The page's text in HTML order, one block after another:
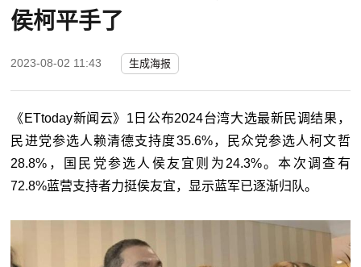
侯柯平手了
2023-08-02 11:43 生成海报
《ETtoday新闻云》1日公布2024台湾大选最新民调结果，
民进党参选人赖清德支持度35.6%，民众党参选人柯文哲
28.8%，国民党参选人侯友宜则为24.3%。本次调查有
72.8%蓝营支持者力挺侯友宜，显示蓝军已逐渐归队。